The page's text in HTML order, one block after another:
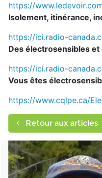
https://
Isolement, itinérance,
https://ici.radio-
Des électrosensibles
https://ici.radio-
Vous êtes
https://www.cqlpe.ca/
Retour aux articles